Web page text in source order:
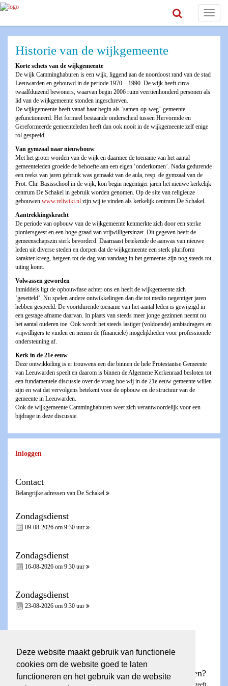
Deze website maakt gebruik van functionele
cookies om de website goed te laten
functioneren en het gebruik van de website
Toggle
Historie van de wijkgemeente
Korte schets van de wijkgemeente
De wijk Camminghaburen is een wijk, liggend aan de noordoost rand van de stad
Leeuwarden en gebouwd in de periode 1970 – 1990. De wijk heeft circa
twaalfduizend bewoners, waarvan begin 2006 ruim veertienhonderd personen als
lid van de wijkgemeente stonden ingeschreven.
De wijkgemeente heeft vanaf haar begin als ‘samen-op-weg’-gemeente
gefunctioneerd. Het formeel bestaande onderscheid tussen Hervormde en
Gereformeerde gemeenteleden heeft dan ook nooit in de wijkgemeente zelf enige
rol gespeeld.
Van gymzaal naar nieuwbouw
Met het groter worden van de wijk en daarmee de toename van het aantal
gemeenteleden groeide de behoefte aan een eigen ‘onderkomen’. Nadat gedurende
een reeks van jaren gebruik was gemaakt van de aula, resp. de gymzaal van de
Prot. Chr. Basisschool in de wijk, kon begin negentiger jaren het nieuwe kerkelijk
centrum De Schakel in gebruik worden genomen. Op de site van religieuze
gebouwen www.reliwiki.nl zijn wij te vinden als kerkelijk centrum De Schakel.
Aantrekkingskracht
De periode van opbouw van de wijkgemeente kenmerkte zich door een sterke
pioniersgeest en een hoge graad van vrijwilligersinzet. Dit gegeven heeft de
gemeenschapszin sterk bevorderd. Daarnaast betekende de aanwas van nieuwe
leden uit diverse steden en dorpen dat de wijkgemeente een sterk pluriform
karakter kreeg, hetgeen tot de dag van vandaag in het gemeente-zijn nog steeds tot
uiting komt.
Volwassen geworden
Inmiddels ligt de opbouwfase achter ons en heeft de wijkgemeente zich
‘gesetteld’. Nu spelen andere ontwikkelingen dan die tot medio negentiger jaren
hebben gespeeld. De voortdurende toename van het aantal leden is gewijzigd in
een gestage afname daarvan. In plaats van steeds meer jonge gezinnen neemt nu
het aantal ouderen toe. Ook wordt het steeds lastiger (voldoende) ambtsdragers en
vrijwilligers te vinden en nemen de (financiële) mogelijkheden voor professionele
ondersteuning af.
Kerk in de 21e eeuw
Deze ontwikkeling is er trouwens een die binnen de hele Protestantse Gemeente
van Leeuwarden speelt en daarom is binnen de Algemene Kerkenraad besloten tot
een fundamentele discussie over de vraag hoe wij in de 21e eeuw gemeente willen
zijn en wat dat vervolgens betekent voor de opbouw en de structuur van de
gemeente in Leeuwarden.
Ook de wijkgemeente Camminghaburen weet zich verantwoordelijk voor een
bijdrage in deze discussie.
Inloggen
Contact
Belangrijke adressen van De Schakel
Zondagsdienst
09-08-2026 om 9:30 uur
Zondagsdienst
16-08-2026 om 9:30 uur
Zondagsdienst
23-08-2026 om 9:30 uur
Wilt u een account voor de ledenpagina aanvragen?